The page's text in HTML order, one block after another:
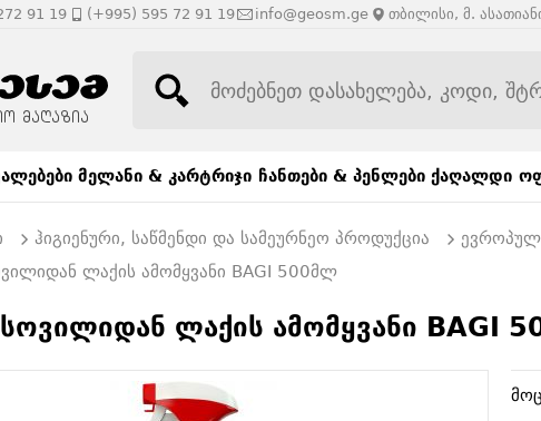
91 19 (+995) 595 72 91 19 info@geosm.ge თბილისი, მ.
მელანი & კარტრიჯი ჩანთები & პენლები ქაღალდი
ჰიგიენური, საწმენდი და სამეურნეო პროდუქცია
ლაქის ამომყვანი BAGI 500მლ
ლაქის ამომყვანი BAGI